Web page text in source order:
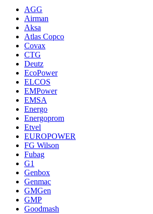
AGG
Airman
Aksa
Atlas Copco
Covax
CTG
Deutz
EcoPower
ELCOS
EMPower
EMSA
Energo
Energoprom
Etvel
EUROPOWER
FG Wilson
Fubag
G1
Genbox
Genmac
GMGen
GMP
Goodmash